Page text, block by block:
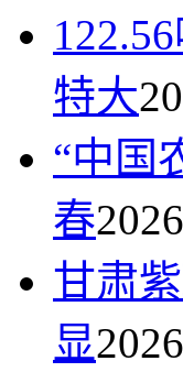
特大
“中国
春
甘肃
显